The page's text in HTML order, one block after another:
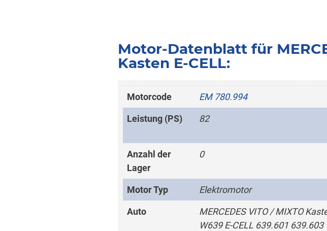
Motor-Datenblatt für
Kasten E-CELL:
Motorcode EM 780.994
Leistung (PS) 82
Anzahl der
Lager
0
Motor Typ Elektromotor
Auto
MERCEDES VITO / MIXTO
W639 E-CELL 639.601 639.603